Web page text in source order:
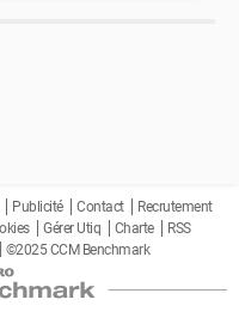
Publicité Contact
Recrutement
Gérer Utiq Charte
RSS
©2025 CCM Benchmark